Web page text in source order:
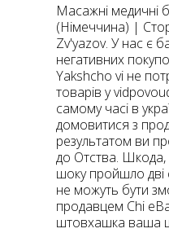
Масажні медичні
(Німеччина) |
Zv'yazov. У нас є
негативних
Yakshcho vi не
товарів у
самому часі в
домовитися з
результатом ви
до Отства.
шоку пройшло дві
не можуть бути
продавцем Chi
штовхашка ваша